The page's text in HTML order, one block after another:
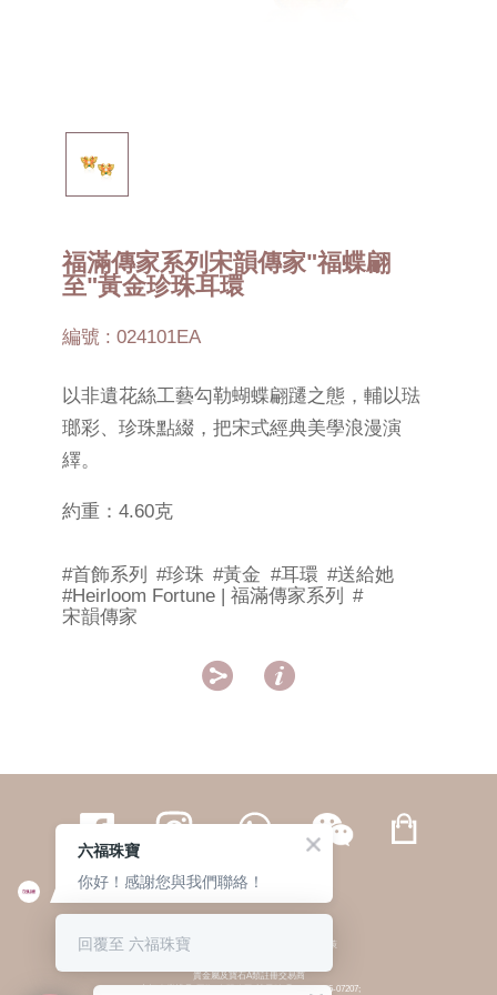
福滿傳家系列宋韻傳家"福蝶翩
至"黃金珍珠耳環
編號 : 024101EA
以非遺花絲工藝勾勒蝴蝶翩躚之態，輔以琺
瑯彩、珍珠點綴，把宋式經典美學浪漫演
繹。
約重：4.60克
#首飾系列 #珍珠 #黃金 #耳環 #送給她
#Heirloom Fortune | 福滿傳家系列
#
宋韻傳家
 
繁體 | 簡体
© 六福集團 版權所有 不得轉載 私隱政策
貴金屬及寶石A類註冊交易商
(六福企業禮品(國際)有限公司-註冊號碼:A-B-24-05-07207;
六福珠寶
你好！感謝您與我們聯絡！
回覆至 六福珠寶